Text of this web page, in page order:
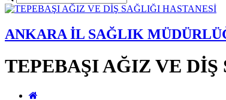
ANKARA İL SAĞLIK
TEPEBAŞI AĞIZ VE